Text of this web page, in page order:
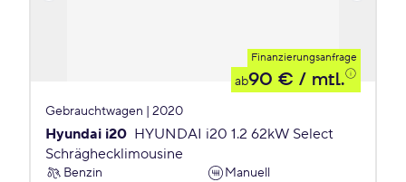
Finanzierungsanfrage
ab90 € / mtl.
Gebrauchtwagen | 2020
Hyundai i20 HYUNDAI i20 1.2 62kW Select
Schräghecklimousine
Benzin
Manuell